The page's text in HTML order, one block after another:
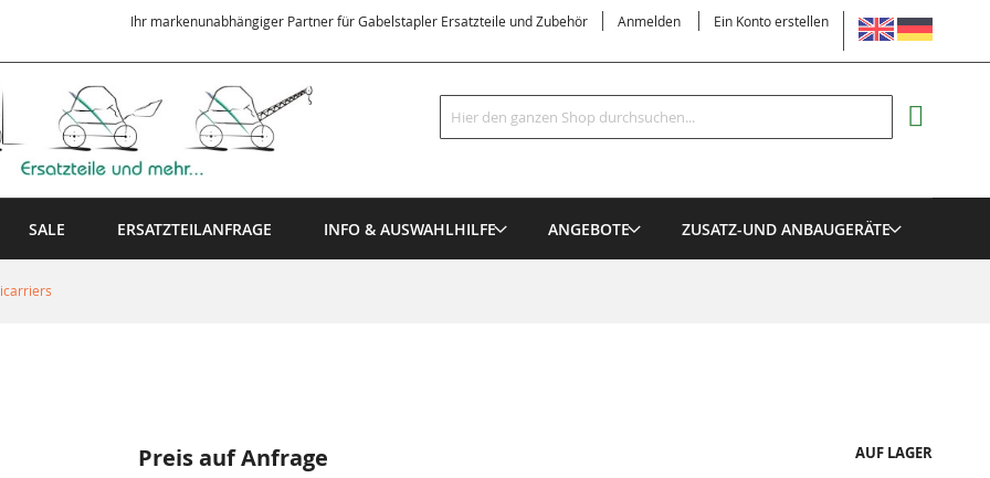
SPRACHE
Ihr markenunabhängiger Partner für Gabelstapler Ersatzteile und Zubehör Anmelden Ein Konto erstellen
Suche
Suche
SALE ERSATZTEILANFRAGE INFO & AUSWAHLHILFE ANGEBOTE ZUSATZ-UND ANBAUGERÄTE
Preis auf Anfrage AUF LAGER